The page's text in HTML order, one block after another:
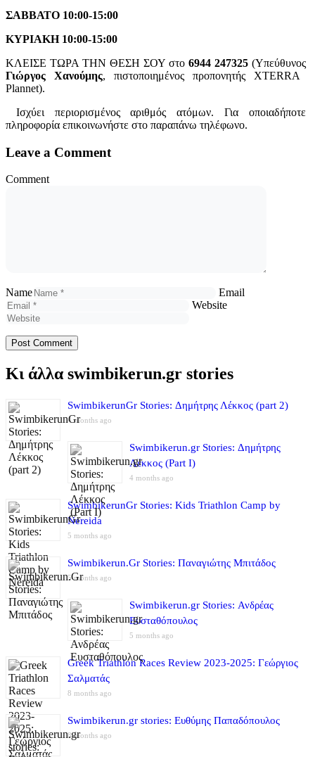
ΣΑΒΒΑΤΟ 10:00-15:00
ΚΥΡΙΑΚΗ 10:00-15:00
ΚΛΕΙΣΕ ΤΩΡΑ ΤΗΝ ΘΕΣΗ ΣΟΥ στο6944 247325 (Υπεύθυνος
Γιώργος Χανούμης, πιστοποιημένος προπονητής XTERRA
Plannet).
Ισχύει περιορισμένος αριθμός ατόμων. Για οποιαδήποτε
πληροφορία επικοινωνήστε στο παραπάνω τηλέφωνο.
Leave a Comment
Comment
Name
Email
Website
Κι άλλα swimbikerun.gr stories
SwimbikerunGr Stories: Δημήτρης Λέκκος (part 2)
4 months ago
Swimbikerun.gr Stories: Δημήτρης
Λέκκος (Part I)
4 months ago
SwimbikerunGr Stories: Kids Triathlon Camp by
Nereida
5 months ago
Swimbikerun.Gr Stories: Παναγιώτης Μπιτάδος
5 months ago
Swimbikerun.gr Stories: Ανδρέας
Ευσταθόπουλος
5 months ago
Greek Triathlon Races Review 2023-2025: Γεώργιος
Σαλματάς
8 months ago
Swimbikerun.gr stories: Ευθύμης Παπαδόπουλος
8 months ago